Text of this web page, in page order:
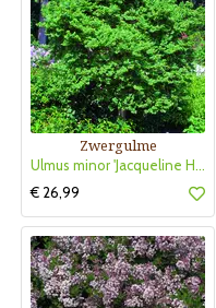
Zwergulme
Ulmus minor 'Jacqueline Hillier'
€ 26,99